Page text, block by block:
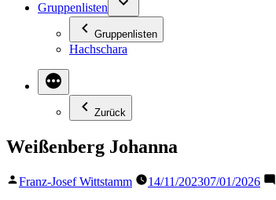
Gruppenlisten
Gruppenlisten
Hachschara
Zurück
Weißenberg Johanna
Veröffentlicht
Franz-Josef Wittstamm 14/11/202307/01/2026